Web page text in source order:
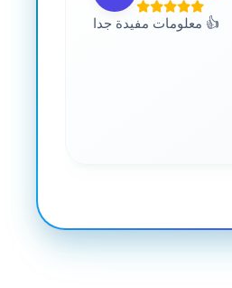
معلومات مفيدة جدا 👍